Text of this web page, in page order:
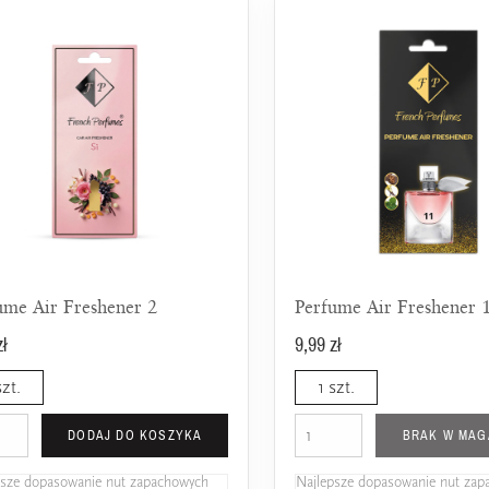
Air Freshener 2
DODAJ DO KOSZYKA
dopasowanie nut zapachowych
Perfume Air Freshener
9,99 zł
1 szt.
BRAK W
Najlepsze dopasowanie nut